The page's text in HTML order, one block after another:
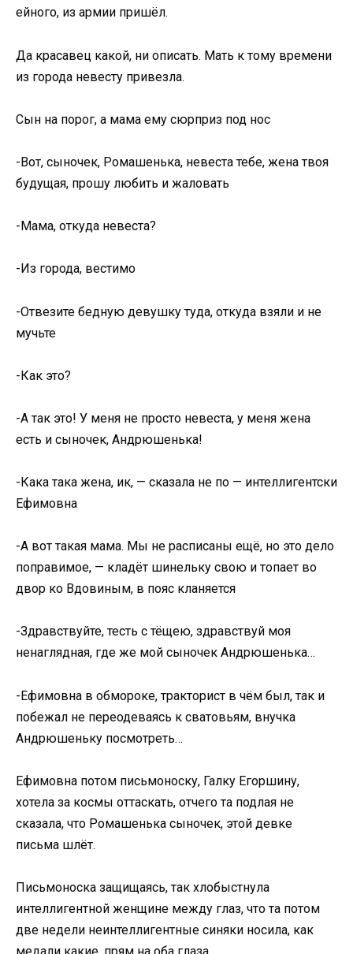
ейного, из армии пришёл.
Да красавец какой, ни описать. Мать к тому времени
из города невесту привезла.
Сын на порог, а мама ему сюрприз под нос
-Вот, сыночек, Ромашенька, невеста тебе, жена твоя
будущая, прошу любить и жаловать
-Мама, откуда невеста?
-Из города, вестимо
-Отвезите бедную девушку туда, откуда взяли и не
мучьте
-Как это?
-А так это! У меня не просто невеста, у меня жена
есть и сыночек, Андрюшенька!
-Кака така жена, ик, — сказала не по — интеллигентски
Ефимовна
-А вот такая мама. Мы не расписаны ещё, но это дело
поправимое, — кладёт шинельку свою и топает во
двор ко Вдовиным, в пояс кланяется
-Здравствуйте, тесть с тёщею, здравствуй моя
ненаглядная, где же мой сыночек Андрюшенька…
-Ефимовна в обмороке, тракторист в чём был, так и
побежал не переодеваясь к сватовьям, внучка
Андрюшеньку посмотреть…
Ефимовна потом письмоноску, Галку Егоршину,
хотела за космы оттаскать, отчего та подлая не
сказала, что Ромашенька сыночек, этой девке
письма шлёт.
Письмоноска защищаясь, так хлобыстнула
интеллигентной женщине между глаз, что та потом
две недели неинтеллигентные синяки носила, как